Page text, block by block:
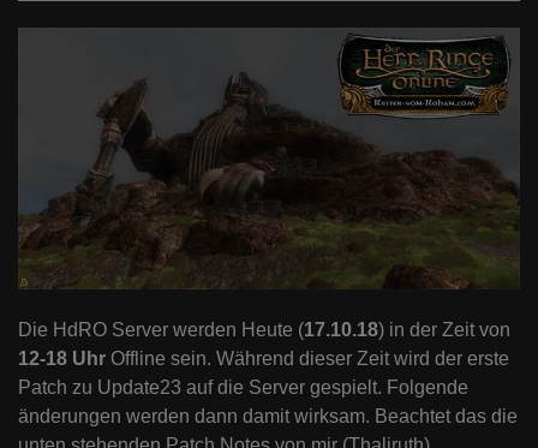
Die HdRO Server werden Heute (17.10.18) in der Zeit von
12-18 Uhr Offline sein. Während dieser Zeit wird der erste
Patch zu Update23 auf die Server gespielt. Folgende
änderungen werden dann damit wirksam. Beachtet das die